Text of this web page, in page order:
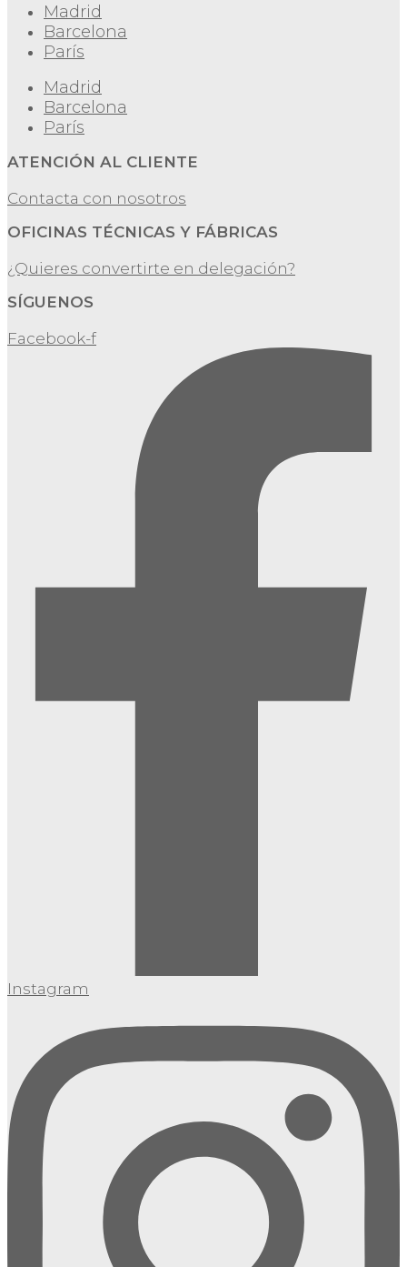
Madrid
Barcelona
París
Madrid
Barcelona
París
ATENCIÓN AL CLIENTE
Contacta con nosotros
OFICINAS TÉCNICAS Y FÁBRICAS
¿Quieres convertirte en delegación?
SÍGUENOS
Facebook-f
Instagram